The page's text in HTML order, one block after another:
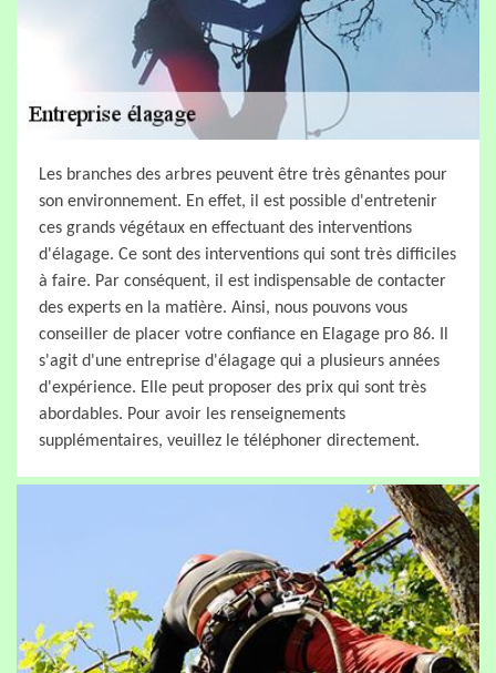
Les branches des arbres peuvent être très gênantes pour
son environnement. En effet, il est possible d'entretenir
ces grands végétaux en effectuant des interventions
d'élagage. Ce sont des interventions qui sont très difficiles
à faire. Par conséquent, il est indispensable de contacter
des experts en la matière. Ainsi, nous pouvons vous
conseiller de placer votre confiance en Elagage pro 86. Il
s'agit d'une entreprise d'élagage qui a plusieurs années
d'expérience. Elle peut proposer des prix qui sont très
abordables. Pour avoir les renseignements
supplémentaires, veuillez le téléphoner directement.